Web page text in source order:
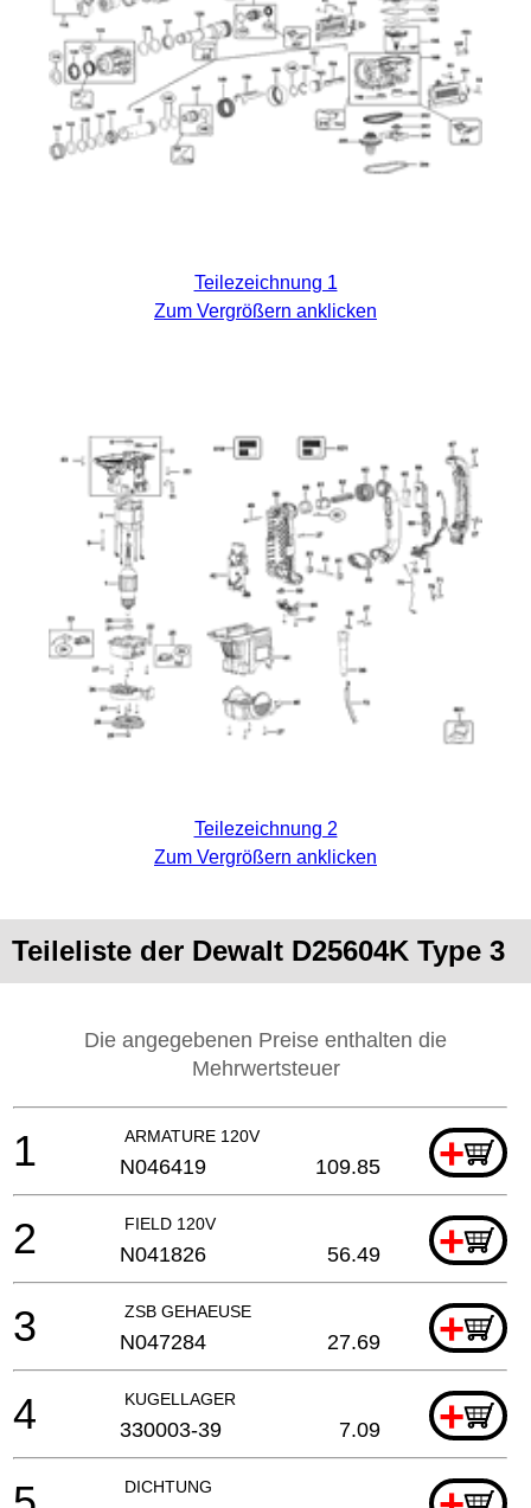
Teilezeichnung 1
Zum Vergrößern anklicken
Teilezeichnung 2
Zum Vergrößern anklicken
Teileliste der Dewalt D25604K Type 3
Die angegebenen Preise enthalten die
Mehrwertsteuer
ARMATURE 120V +
1 N046419 109.85
FIELD 120V +
2 N041826 56.49
ZSB GEHAEUSE +
3 N047284 27.69
KUGELLAGER +
4 330003-39 7.09
DICHTUNG